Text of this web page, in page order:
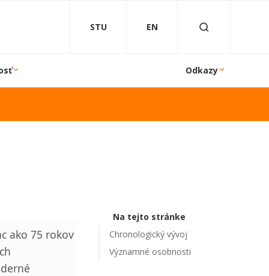
STU EN
Odkazy
Na tejto stránke
Chronologický vývoj
Významné osobnosti
ako 75 rokov